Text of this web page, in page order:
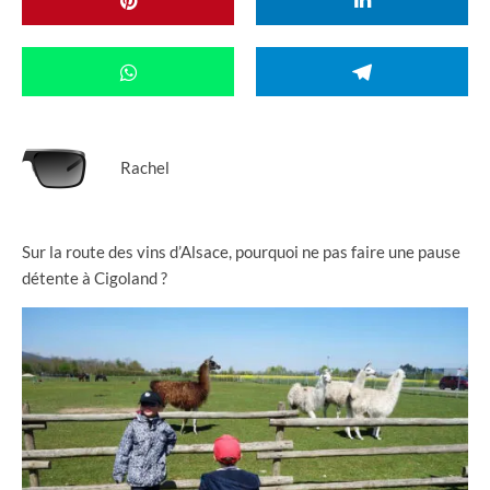
Rachel
Sur la route des vins d’Alsace, pourquoi ne pas faire une pause
détente à Cigoland ?